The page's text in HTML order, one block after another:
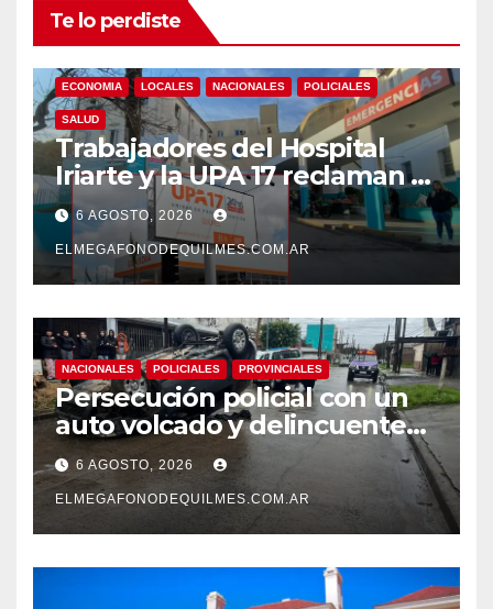
Te lo perdiste
ECONOMIA LOCALES NACIONALES POLICIALES
SALUD
Trabajadores del Hospital
Iriarte y la UPA 17 reclaman el
pase a planta de becarios y
mejoras laborales
6 AGOSTO, 2026
ELMEGAFONODEQUILMES.COM.AR
NACIONALES POLICIALES PROVINCIALES
Persecución policial con un
auto volcado y delincuentes
detenidos en San Francisco
Solano
6 AGOSTO, 2026
ELMEGAFONODEQUILMES.COM.AR